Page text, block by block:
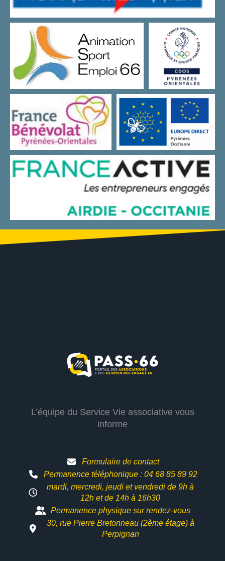
L’équipe du Service Vie associative vous
informe
Formulaire de contact
Permanence téléphonique : 04 68 85 89 92
mardi, mercredi, jeudi et vendredi de 9h à
12h etde 14h à 16h30
Permanence physique sur rendez-vous
30, rue Pierre Bretonneau (2ème étage) à
Perpignan